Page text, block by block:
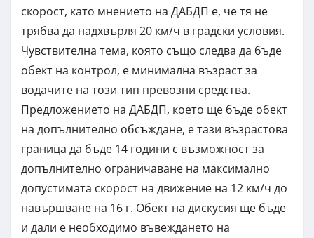
скорост, като мнението на ДАБДП е, че тя не
трябва да надхвърля 20 км/ч в градски условия.
Чувствителна тема, която също следва да бъде
обект на контрол, е минимална възраст за
водачите на този тип превозни средства.
Предложението на ДАБДП, което ще бъде обект
на допълнително обсъждане, е тази възрастова
граница да бъде 14 години с възможност за
допълнително ограничаване на максимално
допустимата скорост на движение на 12 км/ч до
навършване на 16 г. Обект на дискусия ще бъде
и дали е необходимо въвеждането на